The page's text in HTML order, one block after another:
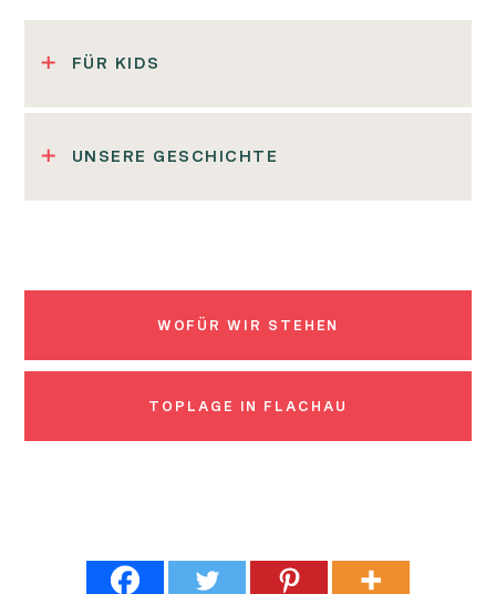
FÜR KIDS
UNSERE GESCHICHTE
WOFÜR WIR STEHEN
TOPLAGE IN FLACHAU